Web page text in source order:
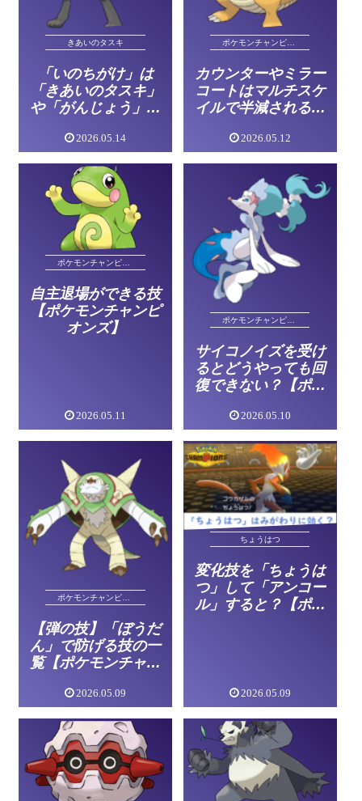
きあいのタスキ
「いのちがけ」は
「きあいのタスキ」
や「がんじょう」を
ンチャンピオンズ】
2026.05.14
ポケモンチャンピオンズ
カウンターやミラー
コートはマルチスケ
イルで半減される？
2026.05.12
自主退場ができる技
【ポケモンチャンピ
オンズ】
2026.05.11
ポケモンチャンピオンズ
サイコノイズを受け
るとどうやっても回
復できない？【ポケ
ズ】
2026.05.10
【弾の技】「ぼうだ
ん」で防げる技の一
覧【ポケモンチャン
2026.05.09
ちょうはつ
変化技を「ちょうは
つ」して「アンコー
ル」すると？【ポケ
2026.05.09